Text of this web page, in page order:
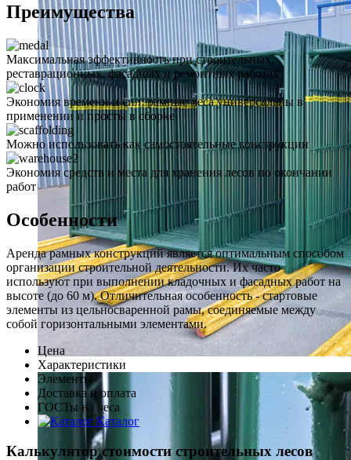
Преимущества
Максимальная эффективность при строительных,
реставрационных, фасадных и ремонтных работах
Экономия времени и сил: рамные леса универсальны в
применении и просты в сборке
Можно использовать как самостоятельные конструкции
Экономия средств и места для хранения лесов по окончании
работ
Особенности
Аренда рамных конструкций является оптимальным способом
организации строительной деятельности. Их часто
используют при выполнении кладочных и фасадных работ на
высоте (до 60 м). Отличительная особенность - стартовые
элементы из цельносваренной рамы, соединяемые между
собой горизонтальными элементами.
Цена
Характеристики
Элементы
Доставка и оплата
ГОСТы на леса
Каталог
Калькулятор стоимости строительных лесов